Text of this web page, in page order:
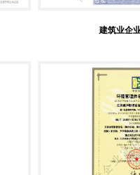
建筑业企